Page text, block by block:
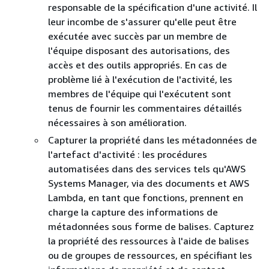
responsable de la spécification d'une activité. Il
leur incombe de s'assurer qu'elle peut être
exécutée avec succès par un membre de
l'équipe disposant des autorisations, des
accès et des outils appropriés. En cas de
problème lié à l'exécution de l'activité, les
membres de l'équipe qui l'exécutent sont
tenus de fournir les commentaires détaillés
nécessaires à son amélioration.
Capturer la propriété dans les métadonnées de
l'artefact d'activité : les procédures
automatisées dans des services tels qu'AWS
Systems Manager, via des documents et AWS
Lambda, en tant que fonctions, prennent en
charge la capture des informations de
métadonnées sous forme de balises. Capturez
la propriété des ressources à l'aide de balises
ou de groupes de ressources, en spécifiant les